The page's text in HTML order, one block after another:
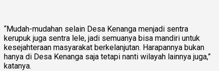
“Mudah-mudahan selain Desa Kenanga menjadi sentra
kerupuk juga sentra lele, jadi semuanya bisa mandiri untuk
kesejahteraan masyarakat berkelanjutan. Harapannya bukan
hanya di Desa Kenanga saja tetapi nanti wilayah lainnya juga,”
katanya.